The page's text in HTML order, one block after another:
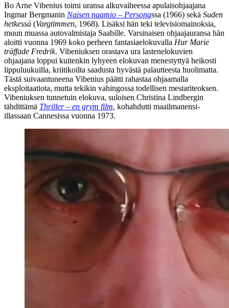
Bo Arne Vibenius toimi uransa alkuvaiheessa apulaisohjaajana
Ingmar Bergmanin Naisen naamio – Personassa (1966) sekä Suden
hetkessä (Vargtimmen, 1968). Lisäksi hän teki televisiomainoksia,
muun muassa autovalmistaja Saabille. Varsinaisen ohjaajauransa hän
aloitti vuonna 1969 koko perheen fantasiaelokuvalla Hur Marie
träffade Fredrik. Vibeniuksen orastava ura lastenelokuvien
ohjaajana loppui kuitenkin lyhyeen elokuvan menestyttyä heikosti
lippuluukuilla, kriitikoilta saadusta hyvästä palautteesta huolimatta.
Tästä suivaantuneena Vibenius päätti rahastaa ohjaamalla
eksploitaatiota, mutta tekikin vahingossa todellisen mestariteoksen.
Vibeniuksen tunnetuin elokuva, suloisen Christina Lindbergin
tähdittämä Thriller – en grym film, kohahdutti maailmanensi-
illassaan Cannesissa vuonna 1973.